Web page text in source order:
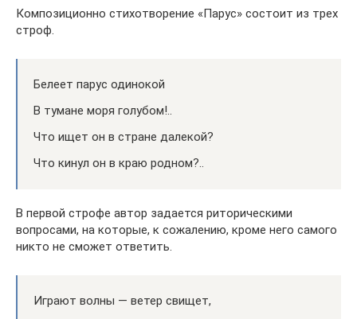
Композиционно стихотворение «Парус» состоит из трех
строф.
Белеет парус одинокой
В тумане моря голубом!..
Что ищет он в стране далекой?
Что кинул он в краю родном?..
В первой строфе автор задается риторическими
вопросами, на которые, к сожалению, кроме него самого
никто не сможет ответить.
Играют волны — ветер свищет,